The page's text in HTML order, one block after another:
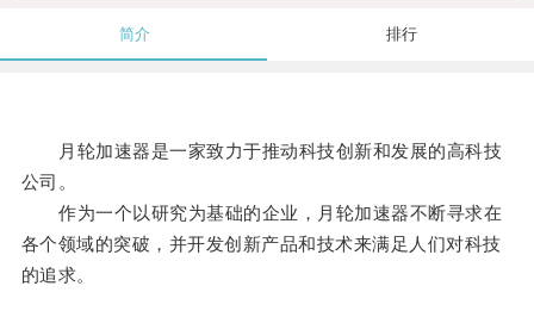
简介 排行
月轮加速器是一家致力于推动科技创新和发展的高科技
公司。
作为一个以研究为基础的企业，月轮加速器不断寻求在
各个领域的突破，并开发创新产品和技术来满足人们对科技
的追求。